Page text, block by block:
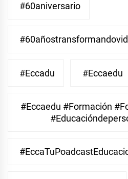
#60aniversario
#eccadu #eccaedu
#eccaedu #formación